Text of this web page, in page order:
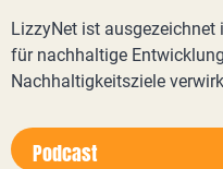
LizzyNet ist ausgezeichnet
für nachhaltige
Nachhaltigkeitsziele
Podcast